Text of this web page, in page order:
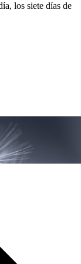
los siete días de